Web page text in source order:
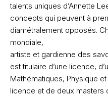
talents uniques d’Annette
concepts qui peuvent à
diamétralement opposés.
mondiale,
artiste et gardienne des
est titulaire d’une licence,
Mathématiques, Physique
licence et de deux masters